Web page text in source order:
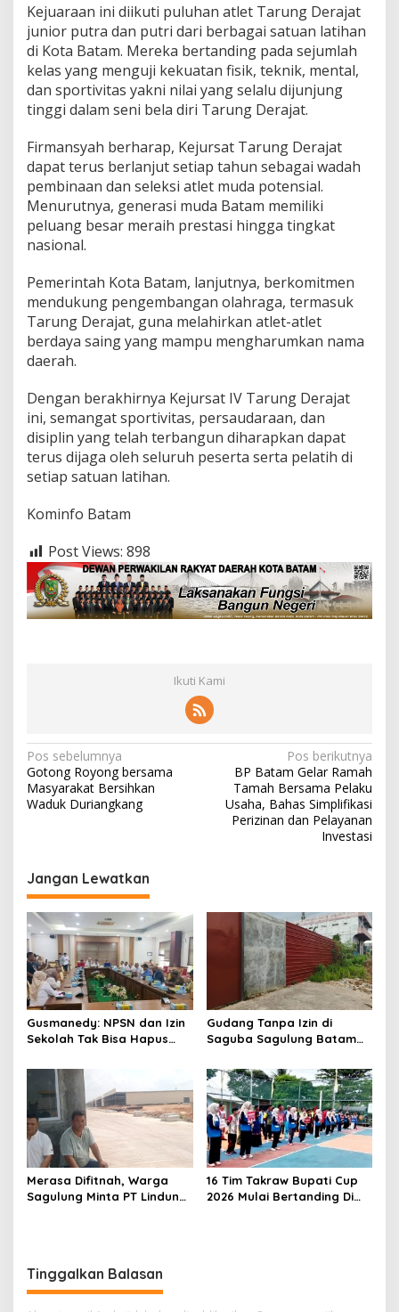
P
e
m
b
i
n
a
n
A
t
e
t
a
Kejuaraan ini diikuti puluhan atlet Tarung Derajat
junior putra dan putri dari berbagai satuan latihan
di Kota Batam. Mereka bertanding pada sejumlah
kelas yang menguji kekuatan fisik, teknik, mental,
dan sportivitas yakni nilai yang selalu dijunjung
tinggi dalam seni bela diri Tarung Derajat.
Firmansyah berharap, Kejursat Tarung Derajat
dapat terus berlanjut setiap tahun sebagai wadah
pembinaan dan seleksi atlet muda potensial.
Menurutnya, generasi muda Batam memiliki
peluang besar meraih prestasi hingga tingkat
nasional.
Pemerintah Kota Batam, lanjutnya, berkomitmen
mendukung pengembangan olahraga, termasuk
Tarung Derajat, guna melahirkan atlet-atlet
berdaya saing yang mampu mengharumkan nama
daerah.
Dengan berakhirnya Kejursat IV Tarung Derajat
ini, semangat sportivitas, persaudaraan, dan
disiplin yang telah terbangun diharapkan dapat
terus dijaga oleh seluruh peserta serta pelatih di
setiap satuan latihan.
Kominfo Batam
Post Views: 898
Ikuti Kami
N
a
v
a
s
i
p
o
s
Pos sebelumnya
Gotong Royong bersama
Masyarakat Bersihkan
Waduk Duriangkang
Pos berikutnya
BP Batam Gelar Ramah
Tamah Bersama Pelaku
Usaha, Bahas Simplifikasi
Perizinan dan Pelayanan
Investasi
Jangan Lewatkan
Gusmanedy: NPSN dan Izin
Sekolah Tak Bisa Hapus
Dugaan Kekerasan Anak
Gudang Tanpa Izin di
Saguba Sagulung Batam
Bersubsidi, Warga Resah
Terancam Bahaya
Kebakaran
Merasa Difitnah, Warga
Sagulung Minta PT Lindung
16 Tim Takraw Bupati Cup
2026 Mulai Bertanding Di
Tinggalkan Balasan